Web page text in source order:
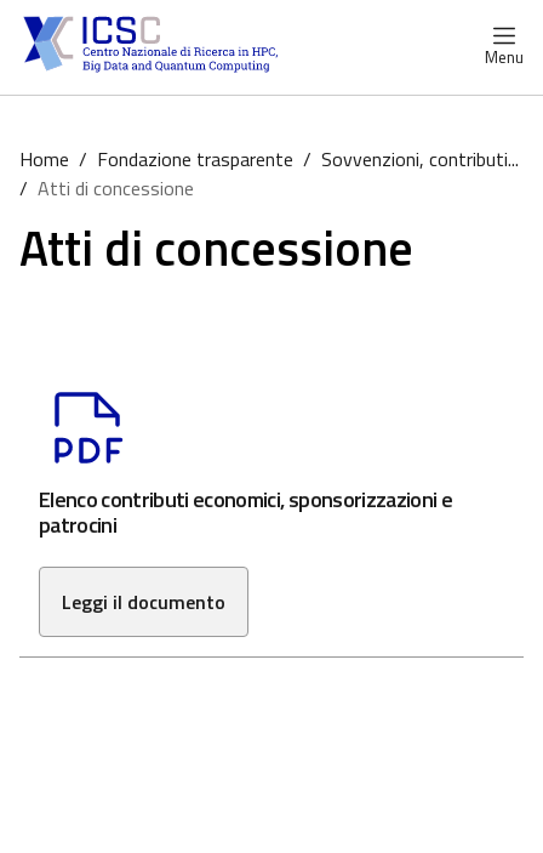
Menu
Home / Fondazione trasparente / Sovvenzioni, contributi...
/ Atti di concessione
Atti di concessione
Elenco contributi economici, sponsorizzazioni e
patrocini
Leggi il documento